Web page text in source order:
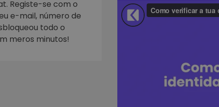
Registe-se com o
e-mail, número de
todo o
meros minutos!